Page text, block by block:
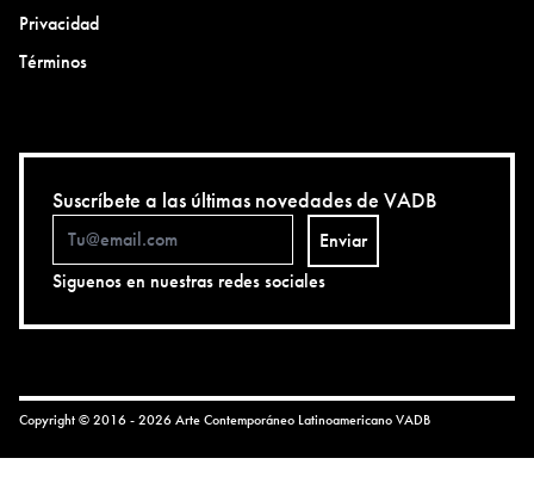
Privacidad
Términos
Suscríbete a las últimas novedades de VADB
Enviar
Siguenos en nuestras redes sociales
Copyright © 2016 - 2026 Arte Contemporáneo LatinoamericanoVADB